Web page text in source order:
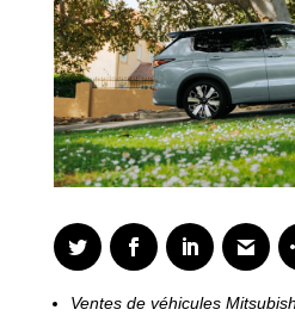
Ventes de véhicules